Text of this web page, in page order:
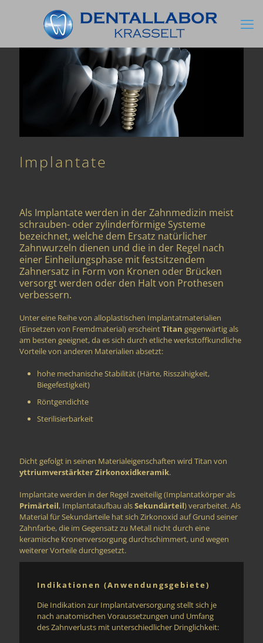
Implantate
Als Implantate werden in der Zahnmedizin meist
schrauben- oder zylinderförmige Systeme
bezeichnet, welche dem Ersatz natürlicher
Zahnwurzeln dienen und die in der Regel nach
einer Einheilungsphase mit festsitzendem
Zahnersatz in Form von Kronen oder Brücken
versorgt werden oder den Halt von Prothesen
verbessern.
Unter eine Reihe von alloplastischen Implantatmaterialien
(Einsetzen von Fremdmaterial) erscheintTitan gegenwärtig als
am besten geeignet, da es sich durch etliche werkstoffkundliche
Vorteile von anderen Materialien absetzt:
hohe mechanische Stabilität (Härte, Risszähigkeit,
Biegefestigkeit)
Röntgendichte
Sterilisierbarkeit
Dicht gefolgt in seinen Materialeigenschaften wird Titan von
yttriumverstärkter Zirkonoxidkeramik.
Implantate werden in der Regel zweiteilig (Implantatkörper als
Primärteil, Implantataufbau alsSekundärteil) verarbeitet. Als
Material für Sekundärteile hat sich Zirkonoxid auf Grund seiner
Zahnfarbe, die im Gegensatz zu Metall nicht durch eine
keramische Kronenversorgung durchschimmert, und wegen
weiterer Vorteile durchgesetzt.
Indikationen (Anwendungsgebiete)
Die Indikation zur Implantatversorgung stellt sich je
nach anatomischen Voraussetzungen und Umfang
des Zahnverlusts mit unterschiedlicher Dringlichkeit: